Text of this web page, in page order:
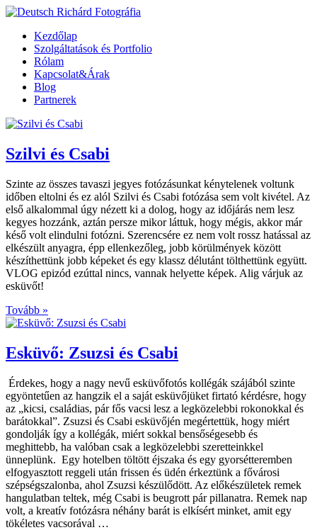
Kezdőlap
Szolgáltatások és Portfolio
Rólam
Kapcsolat&Árak
Blog
Partnerek
Szilvi és Csabi
Szinte az összes tavaszi jegyes fotózásunkat kénytelenek voltunk
időben eltolni és ez alól Szilvi és Csabi fotózása sem volt kivétel. Az
első alkalommal úgy nézett ki a dolog, hogy az időjárás nem lesz
kegyes hozzánk, aztán persze mikor láttuk, hogy mégis, akkor már
késő volt elindulni fotózni. Szerencsére ez nem volt rossz hatással az
elkészült anyagra, épp ellenkezőleg, jobb körülmények között
készíthettünk jobb képeket és egy klassz délutánt tölthettünk együtt.
VLOG epizód ezúttal nincs, vannak helyette képek. Alig várjuk az
esküvőt!
Tovább »
Esküvő: Zsuzsi és Csabi
Érdekes, hogy a nagy nevű esküvőfotós kollégák szájából szinte
egyöntetűen az hangzik el a saját esküvőjüket firtató kérdésre, hogy
az „kicsi, családias, pár fős vacsi lesz a legközelebbi rokonokkal és
barátokkal”. Zsuzsi és Csabi esküvőjén megértettük, hogy miért
gondolják így a kollégák, miért sokkal bensőségesebb és
meghittebb, ha valóban csak a legközelebbi szeretteinkkel
ünneplünk. Egy hotelben töltött éjszaka és egy gyorsétteremben
elfogyasztott reggeli után frissen és üdén érkeztünk a fővárosi
szépségszalonba, ahol Zsuzsi készülődött. Az előkészületek remek
hangulatban teltek, még Csabi is beugrott pár pillanatra. Remek nap
volt, a kreatív fotózásra néhány barát is elkísért minket, amit egy
tökéletes vacsorával …